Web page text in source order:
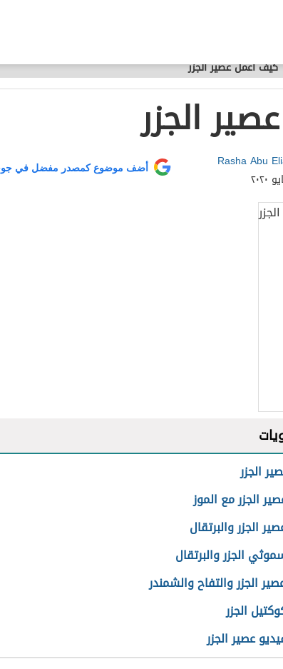
كيف اعمل عصير الجزر
الجزر
Rasha Abu
أضف موضوع كمصدر مفضل في
الجزر
الجزر مع الموز
الجزر والبرتقال
الجزر والبرتقال
الجزر والتفاح والشمندر
‬الجزر
عصير الجزر